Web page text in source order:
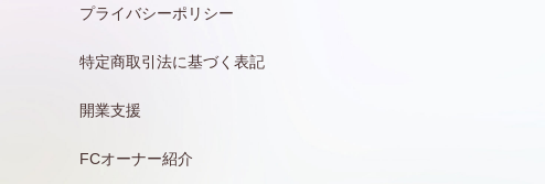
プライバシーポリシー
特定商取引法に基づく表記
開業支援
FCオーナー紹介